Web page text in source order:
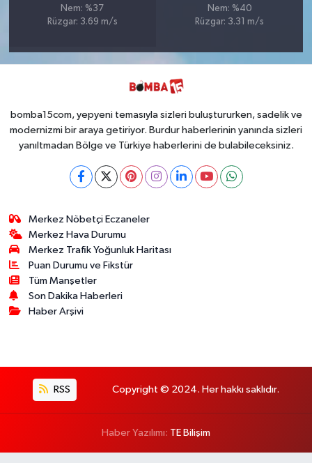
Nem: %37
Rüzgar: 3.69 m/s
Nem: %40
Rüzgar: 3.31 m/s
bomba15com, yepyeni temasıyla sizleri buluştururken, sadelik ve
modernizmi bir araya getiriyor. Burdur haberlerinin yanında sizleri
yanıltmadan Bölge ve Türkiye haberlerini de bulabileceksiniz.
Merkez Nöbetçi Eczaneler
Merkez Hava Durumu
Merkez Trafik Yoğunluk Haritası
Puan Durumu ve Fikstür
Tüm Manşetler
Son Dakika Haberleri
Haber Arşivi
RSS Copyright © 2024. Her hakkı saklıdır.
Haber Yazılımı: TE Bilişim